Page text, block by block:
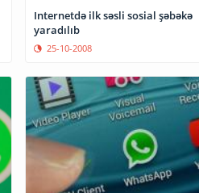
Internetdə ilk səsli sosial şəbəkə
yaradılıb
25-10-2008